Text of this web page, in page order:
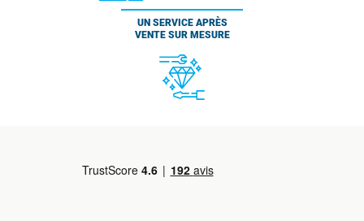
UN SERVICE APRÈS
VENTE SUR MESURE